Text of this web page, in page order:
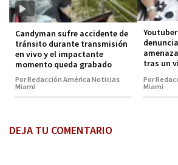
Candyman sufre accidente de
tránsito durante transmisión
en vivo y el impactante
momento queda grabado
Por Redacción América Noticias
Miami
tras un
Por
Miami
DEJA TU COMENTARIO